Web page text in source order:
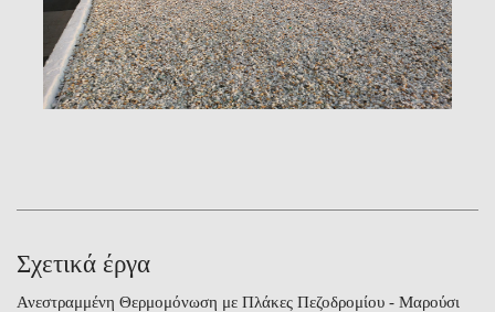
Σχετικά έργα
Ανεστραμμένη Θερμομόνωση με Πλάκες Πεζοδρομίου - Μαρούσι